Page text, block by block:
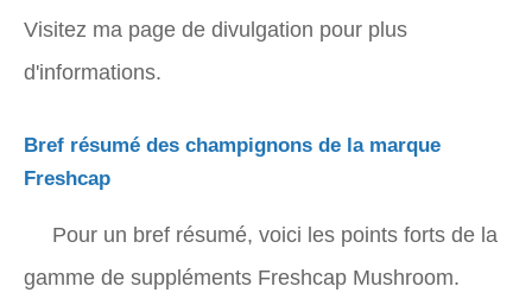
Visitez ma page de divulgation pour plus
d'informations.
Bref résumé des champignons de la marque
Freshcap
Pour un bref résumé, voici les points forts de la
gamme de suppléments Freshcap Mushroom.